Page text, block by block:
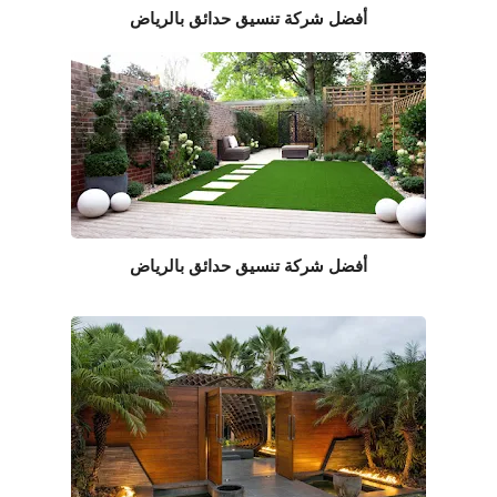
أفضل شركة تنسيق حدائق بالرياض
أفضل شركة تنسيق حدائق بالرياض